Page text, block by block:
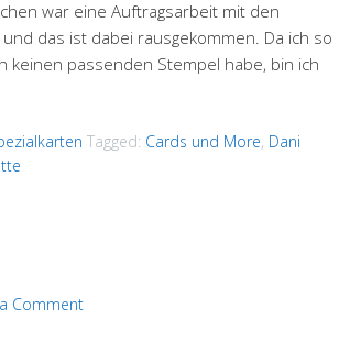
war eine Auftragsarbeit mit den
das ist dabei rausgekommen. Da ich so
keinen passenden Stempel habe, bin ich
Tagged: Cards und More, Dani
Comment